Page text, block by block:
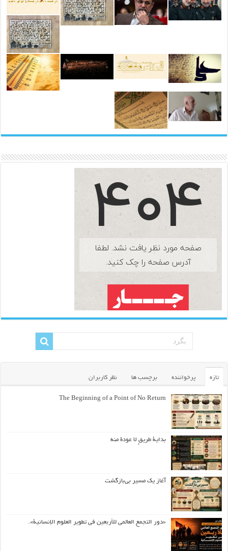
تازه پرخواننده برچسب ها نظر کاربران
The Beginning of a Point of No Return
بداية طريقٍ لا عودة منه
آغاز یک مسیر بی‌بازگشت
«دور التجمع العالمي للأربعين في تطوير العلوم الإنسانية».